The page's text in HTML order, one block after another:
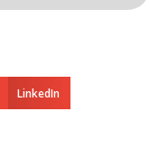
LinkedIn